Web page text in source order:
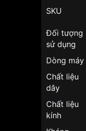
SKU
Đối tượng
sử dụng
Dòng máy
Chất liệu
dây
Chất liệu
kính